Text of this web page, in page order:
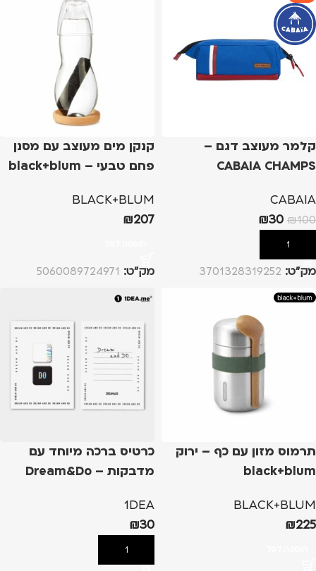
קלמר מעוצב דגם –
CABAIA CHAMPS
CABAIA
₪100
₪30
הוספה לסל
מק”ט: 3701328319252
קנקן מים מעוצב עם מסנן
פחם טבעי – black+blum
BLACK+BLUM
₪207
מק”ט: 5060089724971
תרמוס מזון עם כף – ירוק
black+blum
BLACK+BLUM
₪225
כרטיס ברכה מיוחד עם
מדבקות – Dream&Do
1DEA
₪30
הוספה לסל